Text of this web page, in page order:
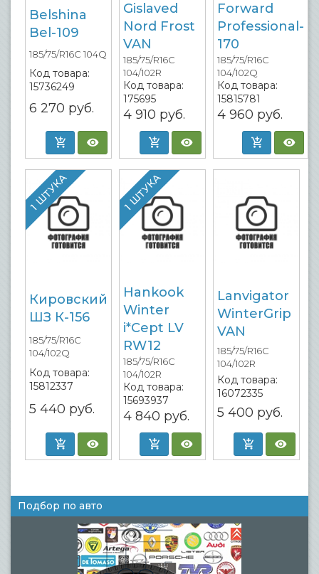
Belshina
Bel-109
185/75/R16C 104Q
Код товара:
15736249
6 270 руб.
Gislaved
Nord Frost
VAN
185/75/R16C
104/102R
Код товара:
175695
4 910 руб.
Forward
Professional-
170
185/75/R16C
104/102Q
Код товара:
15815781
4 960 руб.
1 ШТУКА
Кировский
ШЗ К-156
185/75/R16C
104/102Q
Код товара:
15812337
5 440 руб.
1 ШТУКА
Hankook
Winter
i*Cept LV
RW12
185/75/R16C
104/102R
Код товара:
15693937
4 840 руб.
Lanvigator
WinterGrip
VAN
185/75/R16C
104/102R
Код товара:
16072335
5 400 руб.
Подбор по авто